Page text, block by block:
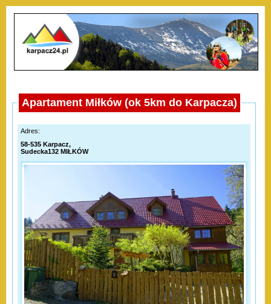
Apartament Miłków (ok 5km do Karpacza)
Adres:
58-535 Karpacz,
Sudecka132 MIŁKÓW